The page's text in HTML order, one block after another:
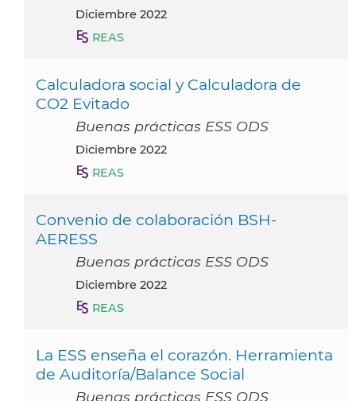
diciembre 2022
REAS
Calculadora social y Calculadora de
CO2 Evitado
Buenas prácticas ESS ODS
diciembre 2022
REAS
Convenio de colaboración BSH-
AERESS
Buenas prácticas ESS ODS
diciembre 2022
REAS
La ESS enseña el corazón. Herramienta
de Auditoría/Balance Social
Buenas prácticas ESS ODS